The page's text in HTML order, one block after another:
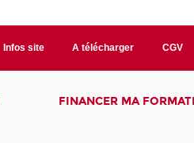
Infos site A télécharger CGV
FINANCER MA